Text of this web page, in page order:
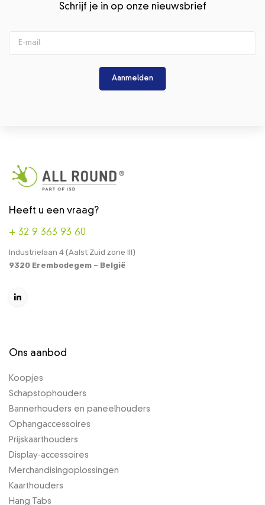
Schrijf je in op onze nieuwsbrief
Aanmelden
Heeft u een vraag?
+ 32 9 363 93 60
Industrielaan 4 (Aalst Zuid zone III)
9320 Erembodegem – België
Ons aanbod
Koopjes
Schapstophouders
Bannerhouders en paneelhouders
Ophangaccessoires
Prijskaarthouders
Display-accessoires
Merchandisingoplossingen
Kaarthouders
Hang Tabs